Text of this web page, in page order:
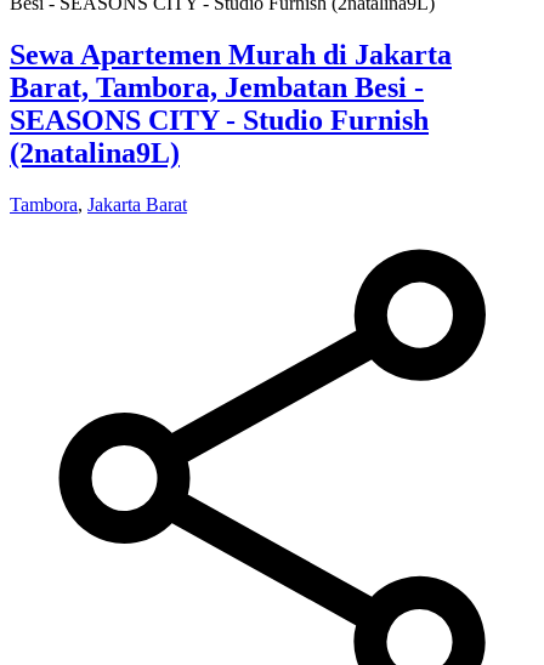
Sewa Apartemen Murah di Jakarta
Barat, Tambora, Jembatan Besi -
SEASONS CITY - Studio Furnish
(2natalina9L)
Tambora, Jakarta Barat